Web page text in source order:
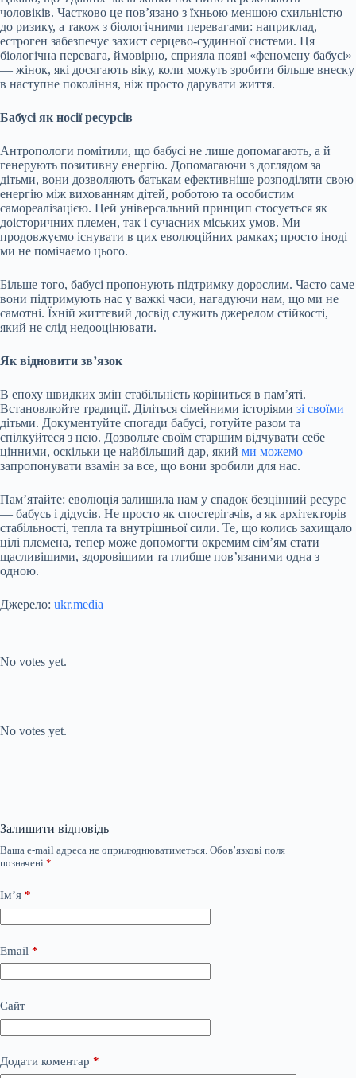
чоловіків. Частково це пов’язано з їхньою меншою схильністю
до ризику, а також з біологічними перевагами: наприклад,
естроген забезпечує захист серцево-судинної системи. Ця
біологічна перевага, ймовірно, сприяла появі «феномену бабусі»
— жінок, які досягають віку, коли можуть зробити більше внеску
в наступне покоління, ніж просто дарувати життя.
Бабусі як носії ресурсів
Антропологи помітили, що бабусі не лише допомагають, а й
генерують позитивну енергію. Допомагаючи з доглядом за
дітьми, вони дозволяють батькам ефективніше розподіляти свою
енергію між вихованням дітей, роботою та особистим
самореалізацією. Цей універсальний принцип стосується як
доісторичних племен, так і сучасних міських умов. Ми
продовжуємо існувати в цих еволюційних рамках; просто іноді
ми не помічаємо цього.
Більше того, бабусі пропонують підтримку дорослим. Часто саме
вони підтримують нас у важкі часи, нагадуючи нам, що ми не
самотні. Їхній життєвий досвід служить джерелом стійкості,
який не слід недооцінювати.
Як відновити зв’язок
В епоху швидких змін стабільність коріниться в пам’яті.
Встановлюйте традиції. Діліться сімейними історіями зі своїми
дітьми. Документуйте спогади бабусі, готуйте разом та
спілкуйтеся з нею. Дозвольте своїм старшим відчувати себе
цінними, оскільки це найбільший дар, який ми можемо
запропонувати взамін за все, що вони зробили для нас.
Пам’ятайте: еволюція залишила нам у спадок безцінний ресурс
— бабусь і дідусів. Не просто як спостерігачів, а як архітекторів
стабільності, тепла та внутрішньої сили. Те, що колись захищало
цілі племена, тепер може допомогти окремим сім’ям стати
щасливішими, здоровішими та глибше пов’язаними одна з
одною.
Джерело: ukr.media
No votes yet.
No votes yet.
Залишити відповідь
Ваша e-mail адреса не оприлюднюватиметься. Обов’язкові поля
позначені *
Ім’я *
Email *
Сайт
Додати коментар *